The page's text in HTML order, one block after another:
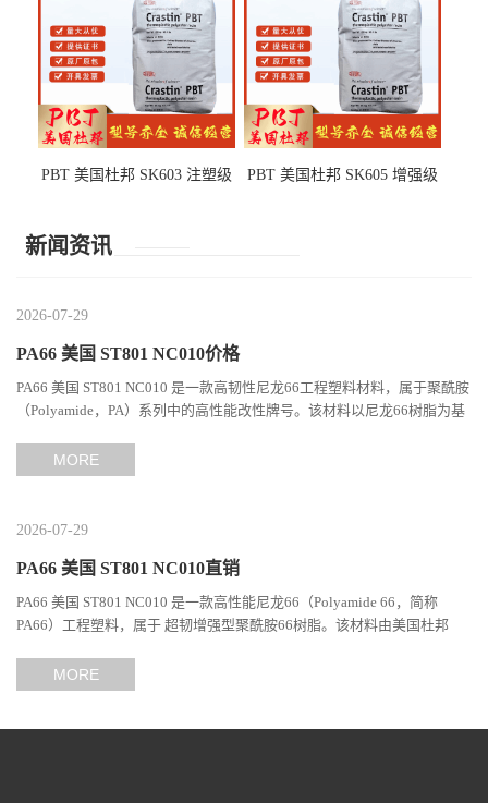
PBT 美国杜邦 SK603 注塑级
PBT 美国杜邦 SK605 增强级
新闻资讯
2026-07-29
PA66 美国 ST801 NC010价格
PA66 美国 ST801 NC010 是一款高韧性尼龙66工程塑料材料，属于聚酰胺
（Polyamide，PA）系列中的高性能改性牌号。该材料以尼龙66树脂为基
MORE
2026-07-29
PA66 美国 ST801 NC010直销
PA66 美国 ST801 NC010 是一款高性能尼龙66（Polyamide 66，简称
PA66）工程塑料，属于 超韧增强型聚酰胺66树脂。该材料由美国杜邦
MORE